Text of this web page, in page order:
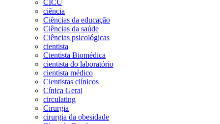
CICU
ciência
Ciências da educação
Ciências da saúde
Ciências psicológicas
cientista
Cientista Biomédica
cientista do laboratório
cientista médico
Cientistas clínicos
Cínica Geral
circulating
Cirurgia
cirurgia da obesidade